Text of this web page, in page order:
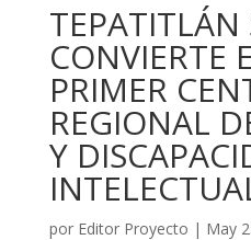
TEPATITLÁN
CONVIERTE
PRIMER
REGIONAL
Y
por Editor Proyecto | May